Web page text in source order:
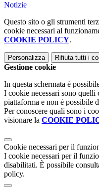
Notizie
Questo sito o gli strumenti
cookie necessari al
COOKIE POLICY.
Personalizza Rifiuta tutti i
Gestione cookie
In questa schermata è
I cookie necessari sono
piattaforma e non è possibile
Per conoscere quali sono i
visionare la COOKIE
Cookie necessari per il
I cookie necessari per il
disabilitati. È possibile
policy.